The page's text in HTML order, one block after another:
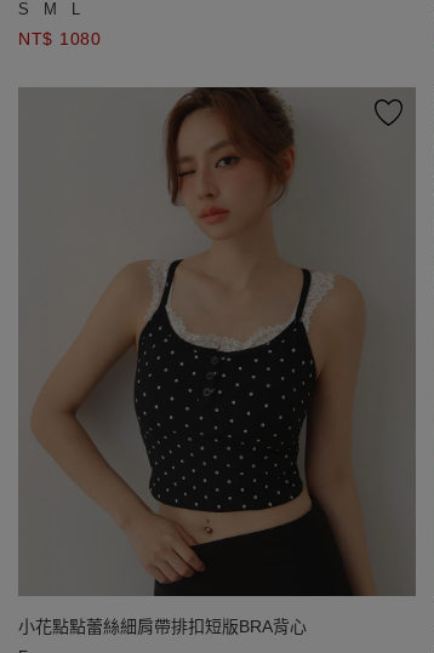
S M
NT$ 1080
小花點點蕾絲細肩帶排扣短版BRA背心